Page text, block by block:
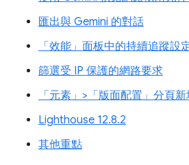
匯出與 Gemini 的對話
「效能」面板中的持續追蹤設
篩選受 IP 保護的網路要求
「元素」>「版面配置」分頁
Lighthouse 12.8.2
其他重點